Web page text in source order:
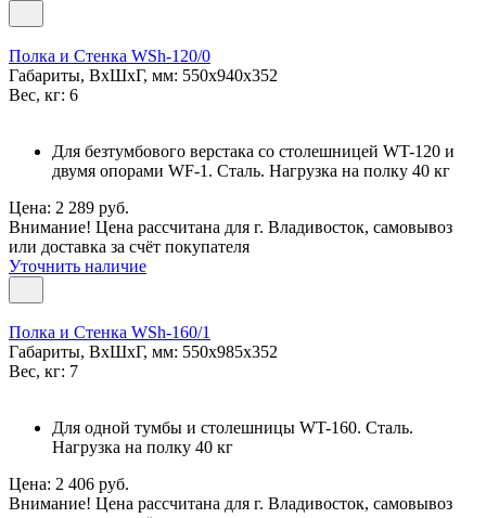
Полка и Стенка WSh-120/0
Габариты, ВxШxГ, мм: 550x940x352
Вес, кг: 6
Для безтумбового верстака со столешницей WT-120 и
двумя опорами WF-1. Сталь. Нагрузка на полку 40 кг
Цена: 2 289 руб.
Внимание! Цена рассчитана для г. Владивосток, самовывоз
или доставка за счёт покупателя
Уточнить наличие
Полка и Стенка WSh-160/1
Габариты, ВxШxГ, мм: 550x985x352
Вес, кг: 7
Для одной тумбы и столешницы WT-160. Сталь.
Нагрузка на полку 40 кг
Цена: 2 406 руб.
Внимание! Цена рассчитана для г. Владивосток, самовывоз